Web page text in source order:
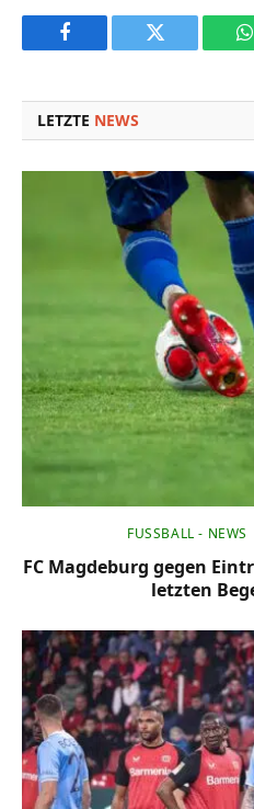
Facebook Twitter
LETZTE NEWS
FUSSBALL - NEWS
FC Magdeburg gegen
letzten